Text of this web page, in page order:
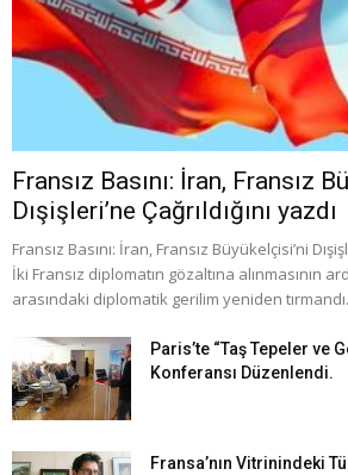
Fransız Basını: İran, Fransız
Dışişleri’ne Çağrıldığını yazdı
Fransız Basını: İran, Fransız Büyükelçisi’ni
İki Fransız diplomatın gözaltına alınmasının
arasındaki diplomatik gerilim yeniden
Paris’te “Taş Tepeler ve
Konferansı Düzenlendi.
Fransa’nın Vitrinindeki